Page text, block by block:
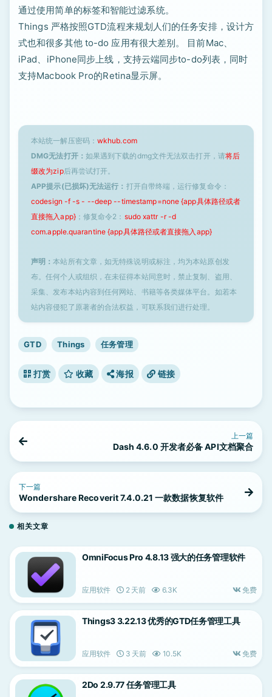
通过使用简单的标签和智能过滤系统。
Things 严格按照GTD流程来规划人们的任务安排，设计方
式也和很多其他 to-do 应用有很大差别。 目前Mac、
iPad、iPhone同步上线，支持云端同步to-do列表，同时
支持Macbook Pro的Retina显示屏。
本站统一解压密码： wkhub.com
DMG无法打开： 如果遇到下载的dmg文件无法双击打开，请将后
缀改为zip后再尝试打开。
APP提示(已损坏)无法运行： 打开自带终端，运行修复命令：
codesign -f -s - --deep --timestamp=none {app具体路径或者
直接拖入app}；修复命令2： sudo xattr -r -d
com.apple.quarantine {app具体路径或者直接拖入app}
声明：本站所有文章，如无特殊说明或标注，均为本站原创发
布。任何个人或组织，在未征得本站同意时，禁止复制、盗用、
采集、发布本站内容到任何网站、书籍等各类媒体平台。如若本
站内容侵犯了原著者的合法权益，可联系我们进行处理。
GTD Things 任务管理
打赏 收藏 海报 链接
上一篇
Dash 4.6.0 开发者必备 API文档聚合
下一篇
Wondershare Recoverit 7.4.0.21 一款数据恢复软件
相关文章
OmniFocus Pro 4.8.13 强大的任务管理软件
应用软件 2 天前 6.3K 免费
Things3 3.22.13 优秀的GTD任务管理工具
应用软件 3 天前 10.5K 免费
2Do 2.9.77 任务管理工具